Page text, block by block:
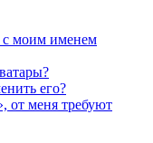
с моим именем
его?
от меня требуют